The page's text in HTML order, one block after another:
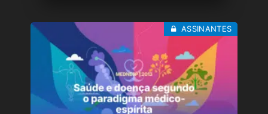
ASSINANTES